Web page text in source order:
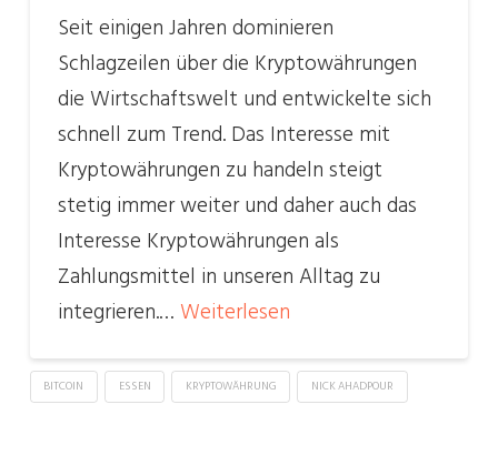
Seit einigen Jahren dominieren
Schlagzeilen über die Kryptowährungen
die Wirtschaftswelt und entwickelte sich
schnell zum Trend. Das Interesse mit
Kryptowährungen zu handeln steigt
stetig immer weiter und daher auch das
Interesse Kryptowährungen als
Zahlungsmittel in unseren Alltag zu
integrieren.… Weiterlesen
BITCOIN ESSEN KRYPTOWÄHRUNG NICK AHADPOUR